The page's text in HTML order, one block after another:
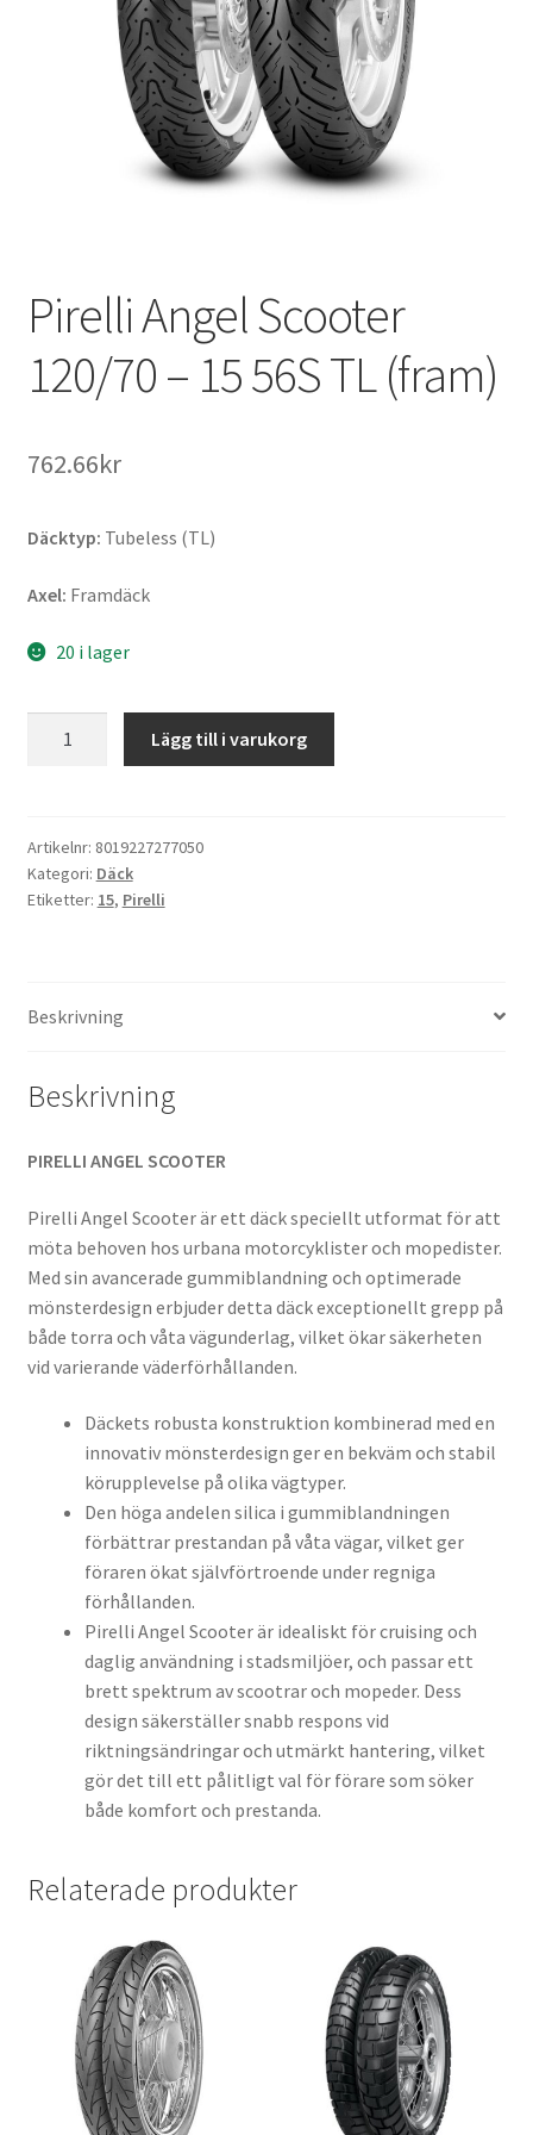
Pirelli Angel Scooter
120/70 – 15 56S TL (fram)
762.66kr
Däcktyp: Tubeless (TL)
Axel: Framdäck
20 i lager
-
15
56S
Lägg till i varukorg
Artikelnr: 8019227277050
Kategori: Däck
Etiketter: 15, Pirelli
Beskrivning
Beskrivning
PIRELLI ANGEL SCOOTER
Pirelli Angel Scooter är ett däck speciellt utformat för att
möta behoven hos urbana motorcyklister och mopedister.
Med sin avancerade gummiblandning och optimerade
mönsterdesign erbjuder detta däck exceptionellt grepp på
både torra och våta vägunderlag, vilket ökar säkerheten
vid varierande väderförhållanden.
Däckets robusta konstruktion kombinerad med en
innovativ mönsterdesign ger en bekväm och stabil
körupplevelse på olika vägtyper.
Den höga andelen silica i gummiblandningen
förbättrar prestandan på våta vägar, vilket ger
föraren ökat självförtroende under regniga
förhållanden.
Pirelli Angel Scooter är idealiskt för cruising och
daglig användning i stadsmiljöer, och passar ett
brett spektrum av scootrar och mopeder. Dess
design säkerställer snabb respons vid
riktningsändringar och utmärkt hantering, vilket
gör det till ett pålitligt val för förare som söker
både komfort och prestanda.
Relaterade produkter